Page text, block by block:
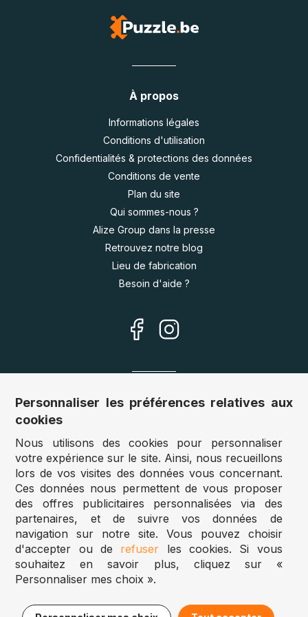
À propos
Informations légales
Conditions d'utilisation
Confidentialités & protections des données
Conditions de vente
Plan du site
Qui sommes-nous ?
Alize Group dans la presse
Retrouvez notre blog
Lieu de fabrication
Besoin d'aide ?
Nos sites
Autriche :www.puzzle.at
Belgique :www.puzzle.be
Royaume Uni :
www.jigsawpuzzle.co.uk
Accès revendeurs / détaillants
Vous avez un magasin ?
Vous souhaitez accéder à nos prix revendeurs ?
Puzzle.be 2025
Personnaliser les préférences relatives aux
cookies
Nous utilisons des cookies pour personnaliser
votre expérience sur le site. Ainsi, nous recueillons
lors de vos visites des données vous concernant.
Ces données nous permettent de vous proposer
des offres publicitaires personnalisées via des
partenaires, et de suivre vos données de
navigation sur notre site. Vous pouvez choisir
d'accepter ou de refuser les cookies. Si vous
souhaitez en savoir plus, cliquez sur «
Personnaliser mes choix ».